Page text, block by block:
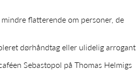
flatterende om personer, de
dørhåndtag eller ulidelig arrogant.
Sebastopol på Thomas Helmigs